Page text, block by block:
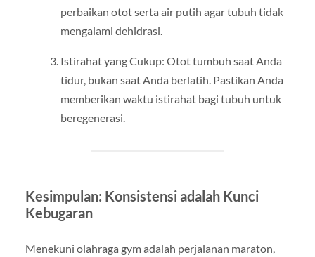
perbaikan otot serta air putih agar tubuh tidak
mengalami dehidrasi.
Istirahat yang Cukup: Otot tumbuh saat Anda
tidur, bukan saat Anda berlatih. Pastikan Anda
memberikan waktu istirahat bagi tubuh untuk
beregenerasi.
Kesimpulan: Konsistensi adalah Kunci
Kebugaran
Menekuni olahraga gym adalah perjalanan maraton,